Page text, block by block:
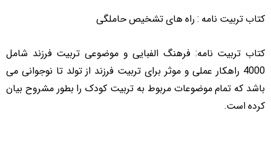
کتاب تربیت نامه : راه های تشخیص حاملگی
کتاب تربیت نامه: فرهنگ الفبایی و موضوعی تربیت فرزند شامل
4000 راهکار عملی و موثر برای تربیت فرزند از تولد تا نوجوانی می
باشد که تمام موضوعات مربوط به تربیت کودک را بطور مشروح بیان
کرده است.